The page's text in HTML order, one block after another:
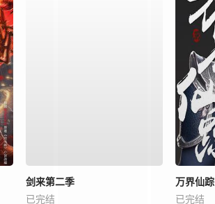
剑来第二季
已完结
万界仙踪
已完结